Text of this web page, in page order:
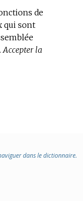
de
qui sont
la
dans le dictionnaire.